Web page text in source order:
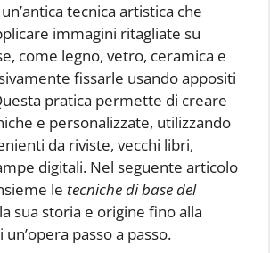
tecnica artistica che
immagini ritagliate su
come legno, vetro, ceramica e
fissarle usando appositi
pratica permette di creare
e personalizzate, utilizzando
da riviste, vecchi libri,
digitali. Nel seguente articolo
le tecniche di base del
sua storia e origine fino alla
passo a passo.